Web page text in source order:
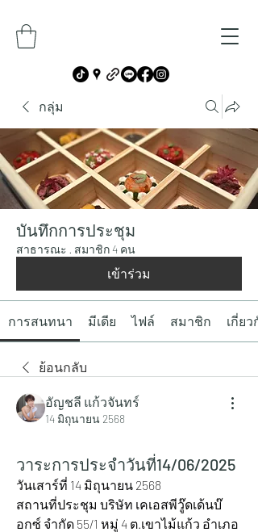
กลุ่ม
บันทึกการประชุม
สาธารณะ · สมาชิก 4 คน
เข้าร่วม
การสนทนา มีเดีย ไฟล์ สมาชิก เกี่ยว
ย้อนกลับ
อัญชลี แก้วจันทร์
14 มิถุนายน 2568
วาระการประจำวันที่14/06/2025
วันเสาร์ที่ 14 มิถุนายน 2568
สถานที่ประชุม บริษัท เคเอสพีวู๊ดเด้นบ๊
อกซ์ จำกัด 55/1 หมู่ 4 ต.เขาไม้แก้ว อำเภอ